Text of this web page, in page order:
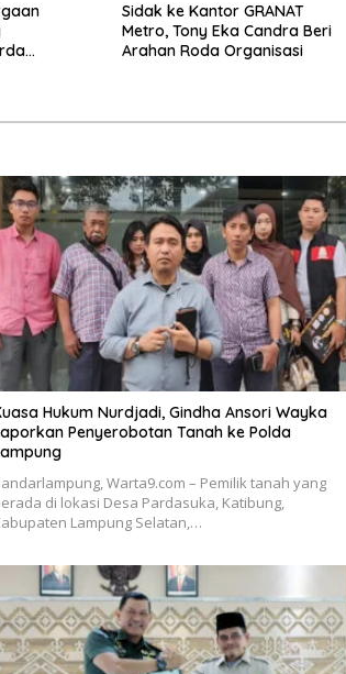
‎Sidak ke Kantor GRANAT
Metro, Tony Eka Candra Beri
Arahan Roda Organisasi
Hukum Nurdjadi, Gindha Ansori Wayka
Penyerobotan Tanah ke Polda
Warta9.com – Pemilik tanah yang
di lokasi Desa Pardasuka, Katibung,
Lampung Selatan,…